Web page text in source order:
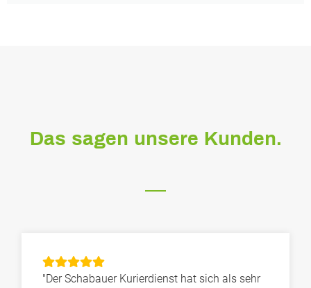
Das sagen unsere Kunden.
"Der Schabauer Kurierdienst hat sich als sehr